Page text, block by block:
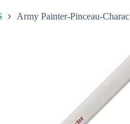
Army Painter-Pinceau-